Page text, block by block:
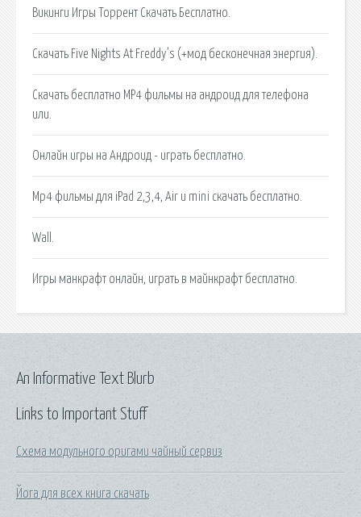
Викинги Игры Торрент Скачать Бесплатно.
Скачать Five Nights At Freddy’s (+мод бесконечная энергия).
Скачать бесплатно MP4 фильмы на андроид для телефона
или.
Онлайн игры на Андроид - играть бесплатно.
Mp4 фильмы для iPad 2,3,4, Air и mini скачать бесплатно.
Wall.
Игры манкрафт онлайн, играть в майнкрафт бесплатно.
Links to Important Stuff
Схема модульного оригами чайный сервиз
Йога для всех книга скачать
An Informative Text Blurb